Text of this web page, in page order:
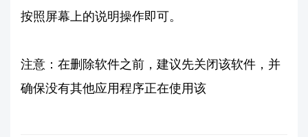
按照屏幕上的说明操作即可。
注意：在删除软件之前，建议先关闭该软件，并
确保没有其他应用程序正在使用该